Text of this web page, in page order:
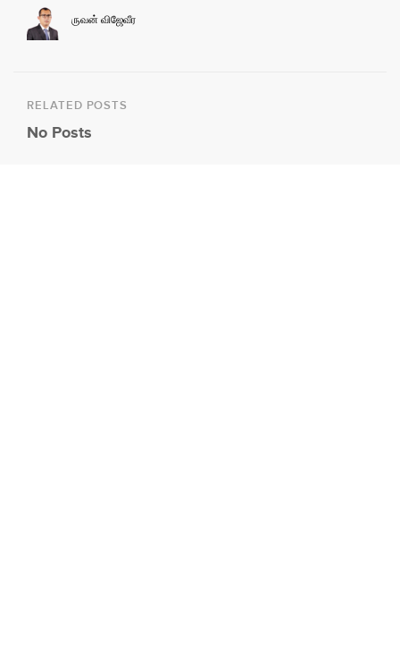
ருவன் விஜேவீர
RELATED POSTS
No Posts